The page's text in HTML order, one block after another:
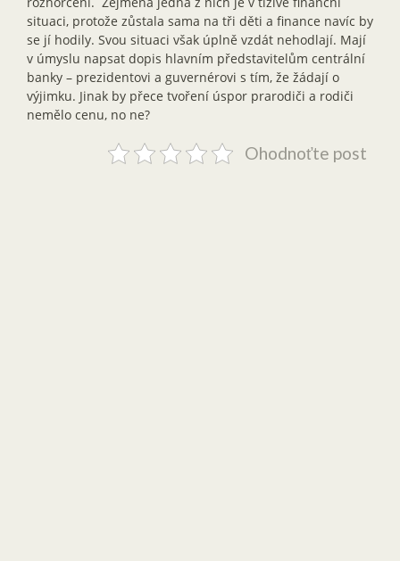
situaci, protože zůstala sama na tři děti a finance navíc by
se jí hodily. Svou situaci však úplně vzdát nehodlají. Mají
v úmyslu napsat dopis hlavním představitelům centrální
banky – prezidentovi a guvernérovi s tím, že žádají o
výjimku. Jinak by přece tvoření úspor prarodiči a rodiči
nemělo cenu, no ne?
Ohodnoťte post